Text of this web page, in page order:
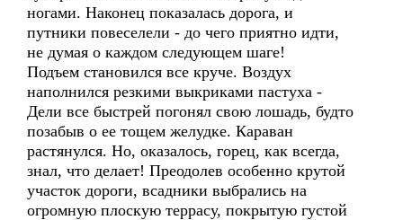
ногами. Наконец показалась дорога, и
путники повеселели - до чего приятно идти,
не думая о каждом следующем шаге!
Подъем становился все круче. Воздух
наполнился резкими выкриками пастуха -
Дели все быстрей погонял свою лошадь, будто
позабыв о ее тощем желудке. Караван
растянулся. Но, оказалось, горец, как всегда,
знал, что делает! Преодолев особенно крутой
участок дороги, всадники выбрались на
огромную плоскую террасу, покрытую густой